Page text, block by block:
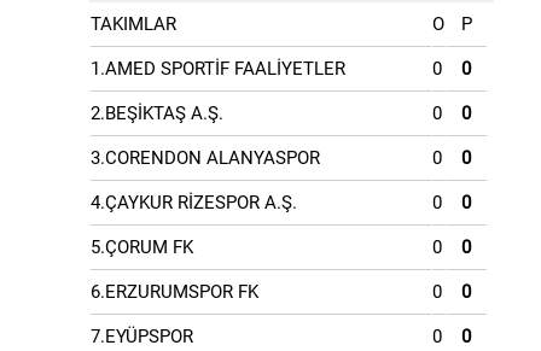
TAKIMLAR O P
1.AMED SPORTİF FAALİYETLER 0 0
2.BEŞİKTAŞ A.Ş. 0 0
3.CORENDON ALANYASPOR 0 0
4.ÇAYKUR RİZESPOR A.Ş. 0 0
5.ÇORUM FK 0 0
6.ERZURUMSPOR FK 0 0
7.EYÜPSPOR 0 0